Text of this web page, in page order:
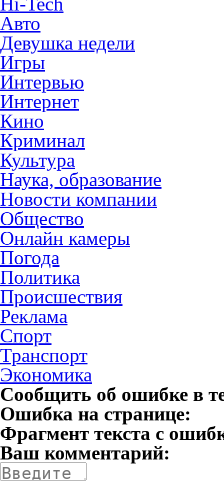
Авто
Девушка недели
Игры
Интервью
Интернет
Кино
Криминал
Культура
Наука, образование
Новости компании
Общество
Онлайн камеры
Погода
Политика
Происшествия
Реклама
Спорт
Транспорт
Экономика
Сообщить об ошибке в
Ошибка на странице:
Фрагмент текста с
Ваш комментарий: